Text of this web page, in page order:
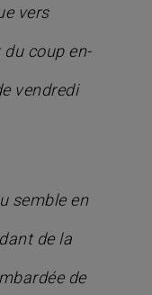
vers
du coup en-
vendredi
semble en
de la
de